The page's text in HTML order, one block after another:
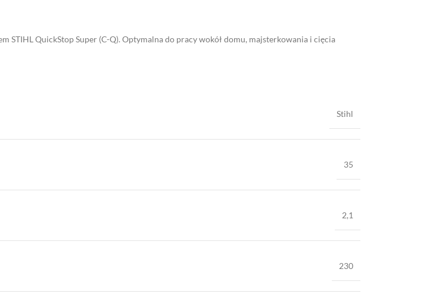
STIHL QuickStop Super (C-Q). Optymalna do pracy wokół domu, majsterkowania i cięcia
Stihl
35
2,1
230